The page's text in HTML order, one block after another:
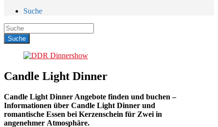
Suche
Candle Light Dinner
Candle Light Dinner Angebote finden und buchen –
Informationen über Candle Light Dinner und
romantische Essen bei Kerzenschein für Zwei in
angenehmer Atmosphäre.